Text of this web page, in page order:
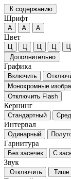
К содержанию
Шрифт
А А А
Цвет
Ц Ц Ц Ц
Ц
Дополнительно
Графика
Включить
Монохромные
Отключить Flash
Кернинг
Стандартный
Интервал
Одинарный
Гарнитура
Без засечек С
Звук
Отключить Тише